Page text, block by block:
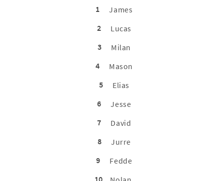
1
James
2
Lucas
3
Milan
4
Mason
5
Elias
6
Jesse
7
David
8
Jurre
9
Fedde
10